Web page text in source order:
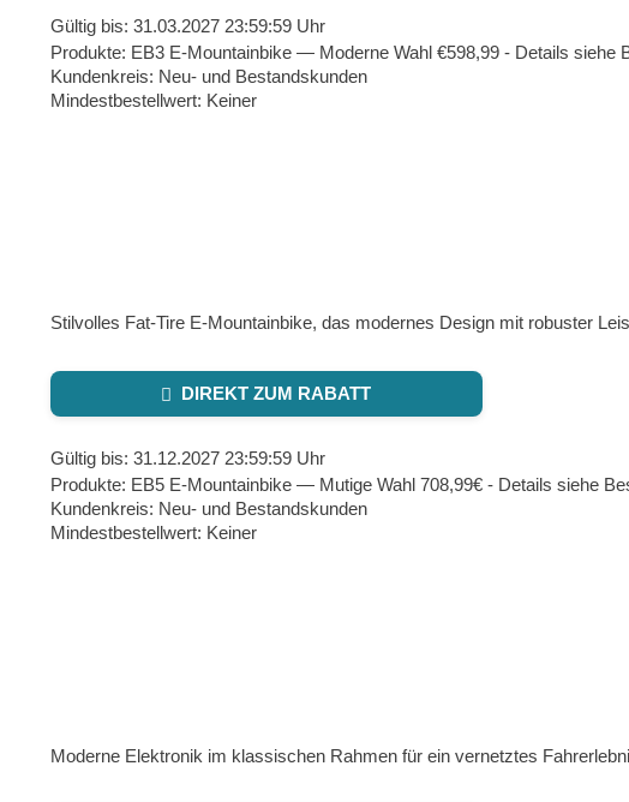
Gültig bis: 31.03.2027 23:59:59 Uhr
Produkte: EB3 E‑Mountainbike — Moderne Wahl €598,99 - Details siehe
Kundenkreis: Neu- und Bestandskunden
Mindestbestellwert: Keiner
Stilvolles Fat‑Tire E‑Mountainbike, das modernes Design mit robuster
DIREKT ZUM RABATT
Gültig bis: 31.12.2027 23:59:59 Uhr
Produkte: EB5 E‑Mountainbike — Mutige Wahl 708,99€ - Details siehe
Kundenkreis: Neu- und Bestandskunden
Mindestbestellwert: Keiner
Moderne Elektronik im klassischen Rahmen für ein vernetztes